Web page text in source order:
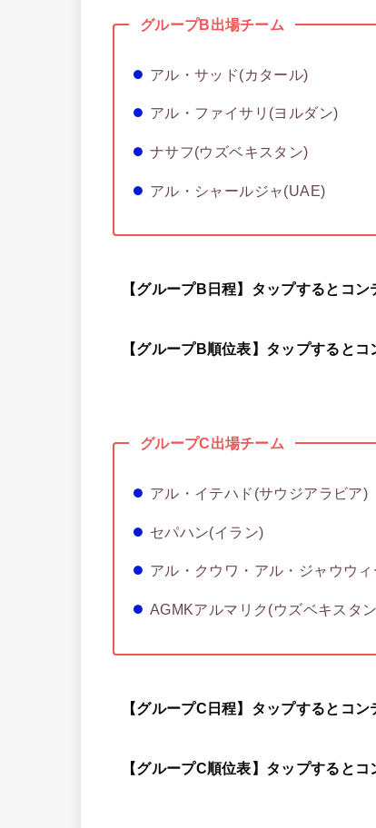
グループB出場チーム
アル・サッド(カタール)
アル・ファイサリ(ヨルダン)
ナサフ(ウズベキスタン)
アル・シャールジャ(UAE)
【グループB日程】タップするとコ
【グループB順位表】タップすると
グループC出場チーム
アル・イテハド(サウジアラビア)
セパハン(イラン)
アル・クウワ・アル・ジャウウ
AGMKアルマリク(ウズベキスタ
【グループC日程】タップするとコ
【グループC順位表】タップすると